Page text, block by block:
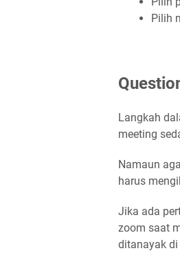
Pilih
Langkah
meeting
Namaun
harus
Jika ada
zoom saat
ditanayak